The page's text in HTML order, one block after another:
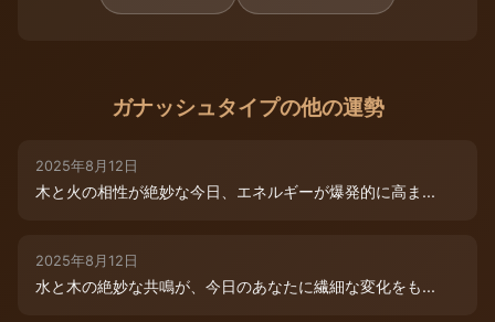
ガナッシュタイプの他の運勢
2025年8月12日
木と火の相性が絶妙な今日、エネルギーが爆発的に高ま...
2025年8月12日
水と木の絶妙な共鳴が、今日のあなたに繊細な変化をも...